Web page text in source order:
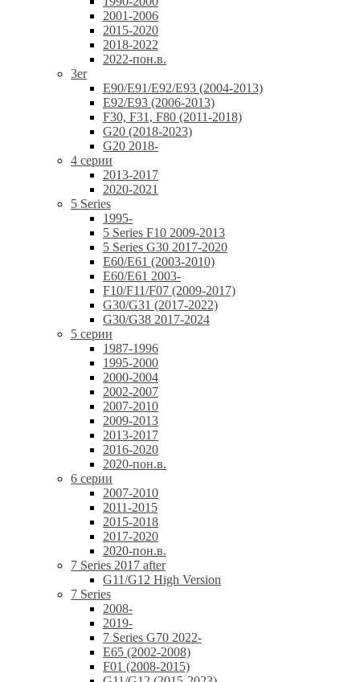
2001-2006
2015-2020
2018-2022
2022-пон.в.
3er
E90/E91/E92/E93 (2004-2013)
E92/E93 (2006-2013)
F30, F31, F80 (2011-2018)
G20 (2018-2023)
G20 2018-
4 серии
2013-2017
2020-2021
5 Series
1995-
5 Series F10 2009-2013
5 Series G30 2017-2020
E60/E61 (2003-2010)
E60/E61 2003-
F10/F11/F07 (2009-2017)
G30/G31 (2017-2022)
G30/G38 2017-2024
5 серии
1987-1996
1995-2000
2000-2004
2002-2007
2007-2010
2009-2013
2013-2017
2016-2020
2020-пон.в.
6 серии
2007-2010
2011-2015
2015-2018
2017-2020
2020-пон.в.
7 Series 2017 after
G11/G12 High Version
7 Series
2008-
2019-
7 Series G70 2022-
E65 (2002-2008)
F01 (2008-2015)